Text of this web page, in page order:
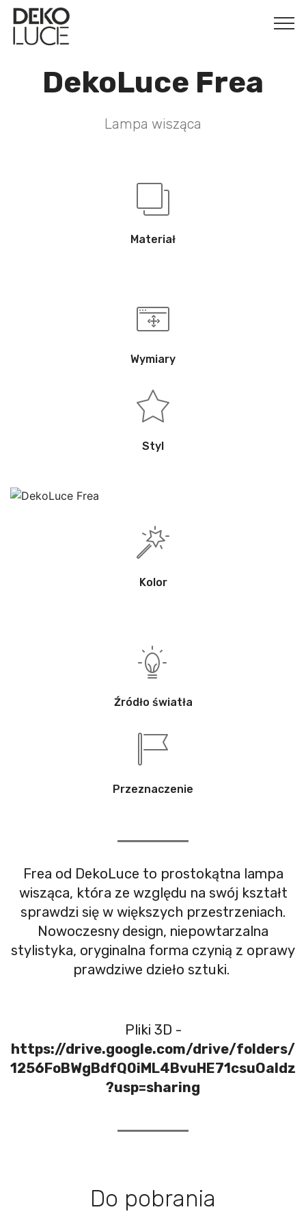
DekoLuce Frea
Lampa wisząca
Materiał
Wymiary
Styl
Kolor
Źródło światła
Przeznaczenie
Frea od DekoLuce to prostokątna lampa
wisząca, która ze względu na swój kształt
sprawdzi się w większych przestrzeniach.
Nowoczesny design, niepowtarzalna
stylistyka, oryginalna forma czynią z oprawy
prawdziwe dzieło sztuki.
Pliki 3D -
https://drive.google.com/drive/folders/
1256FoBWgBdfQ0iML4BvuHE71csuOaIdz
?usp=sharing
Do pobrania